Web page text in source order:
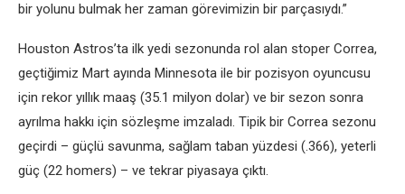
bir yolunu bulmak her zaman görevimizin bir parçasıydı.”
Houston Astros’ta ilk yedi sezonunda rol alan stoper Correa,
geçtiğimiz Mart ayında Minnesota ile bir pozisyon oyuncusu
için rekor yıllık maaş (35.1 milyon dolar) ve bir sezon sonra
ayrılma hakkı için sözleşme imzaladı. Tipik bir Correa sezonu
geçirdi – güçlü savunma, sağlam taban yüzdesi (.366), yeterli
güç (22 homers) – ve tekrar piyasaya çıktı.